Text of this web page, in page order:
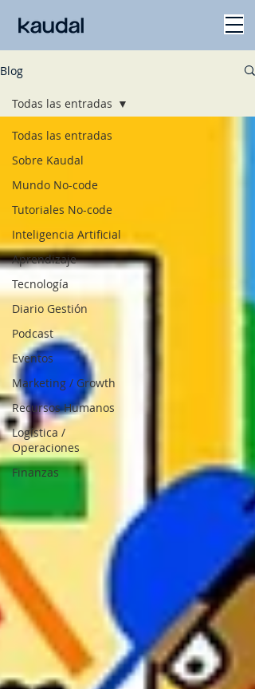
Blog
Todas las entradas
Sobre Kaudal
Mundo No-code
Tutoriales No-code
Inteligencia Artificial
Aprendizaje
Tecnología
Diario Gestión
Podcast
Eventos
Marketing / Growth
Recursos Humanos
Logística /
Operaciones
Finanzas
Todas las entradas